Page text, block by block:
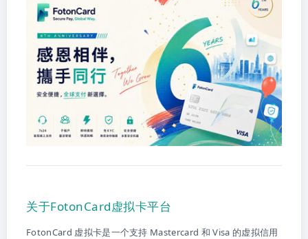
关于FotonCard虚拟卡平台
FotonCard 虚拟卡是一个支持 Mastercard 和 Visa 的虚拟信用